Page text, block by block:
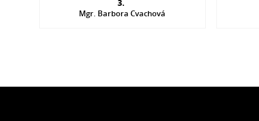
3.
Mgr. Barbora Cvachová